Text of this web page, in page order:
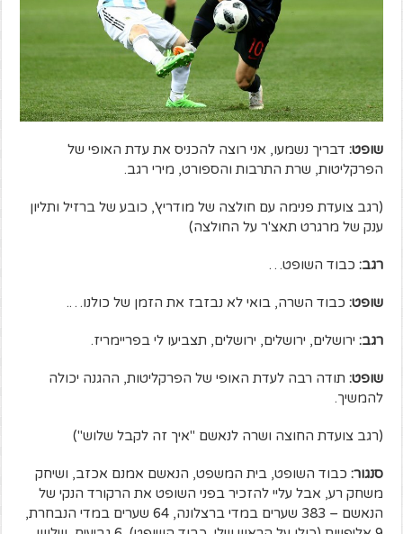
שופט: דבריך נשמעו, אני רוצה להכניס את עדת האופי של
הפרקליטות, שרת התרבות והספורט, מירי רגב.
(רגב צועדת פנימה עם חולצה של מודריץ', כובע של ברזיל ותליון
ענק של מרגרט תאצ'ר על החולצה)
רגב: כבוד השופט…
שופט: כבוד השרה, בואי לא נבזבז את הזמן של כולנו….
רגב: ירושלים, ירושלים, ירושלים, תצביעו לי בפריימריז.
שופט: תודה רבה לעדת האופי של הפרקליטות, ההגנה יכולה
להמשיך.
(רגב צועדת החוצה ושרה לנאשם "איך זה לקבל שלוש")
סנגור: כבוד השופט, בית המשפט, הנאשם אמנם אכזב, ושיחק
משחק רע, אבל עליי להזכיר בפני השופט את הרקורד הנקי של
הנאשם – 383 שערים במדי ברצלונה, 64 שערים במדי הנבחרת,